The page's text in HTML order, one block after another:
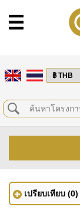
เปรียบเทียบ (0)